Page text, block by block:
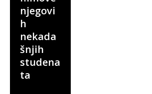
njegovi
h
nekada
šnjih
studena
ta